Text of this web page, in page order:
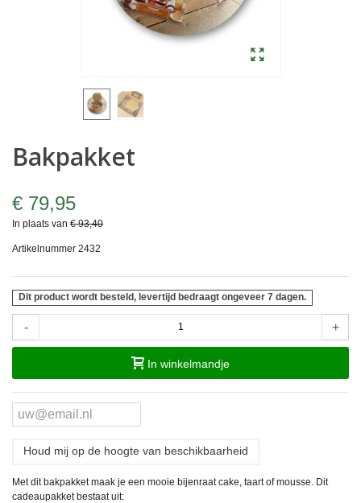
Bakpakket
€ 79,95
In plaats van € 93,40
Artikelnummer 2432
Dit product wordt besteld, levertijd bedraagt ongeveer 7 dagen.
- +
In winkelmandje
Houd mij op de hoogte van beschikbaarheid
Met dit bakpakket maak je een mooie bijenraat cake, taart of mousse. Dit
cadeaupakket bestaat uit: